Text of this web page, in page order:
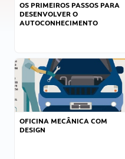
OS PRIMEIROS PASSOS PARA
DESENVOLVER O
AUTOCONHECIMENTO
OFICINA MECÂNICA COM
DESIGN